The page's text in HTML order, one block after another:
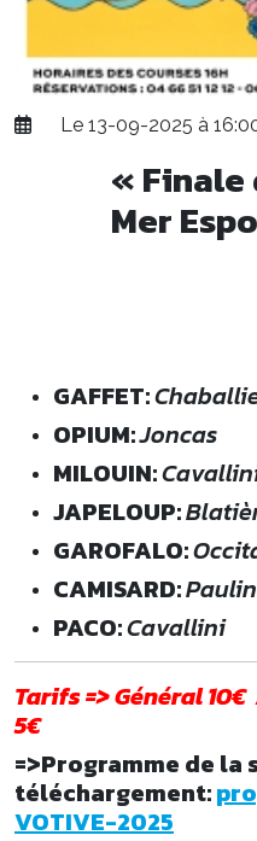
Le 13-09-2025 à
« Finale
Mer
GAFFET:
OPIUM:Joncas
MILOUIN:
JAPELOUP:
GAROFALO:
CAMISARD:Paulin
PACO:Cavallini
Tarifs => Général
5€
=>Programme de la
téléchargement:
VOTIVE-2025